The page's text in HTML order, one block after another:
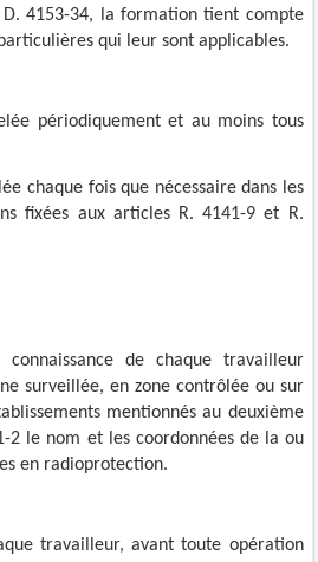
4153-34, la formation tient compte
qui leur sont applicables.
périodiquement et au moins tous
chaque fois que nécessaire dans les
fixées aux articles R. 4141-9 et R.
de chaque travailleur
surveillée, en zone contrôlée ou sur
mentionnés au deuxième
2 le nom et les coordonnées de la ou
en radioprotection.
travailleur, avant toute opération